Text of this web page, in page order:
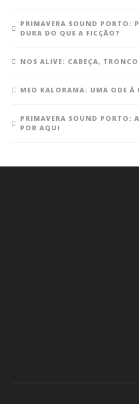
PRIMAVERA SOUND PORTO:
DURA DO QUE A FICÇÃO?
NOS ALIVE: CABEÇA,
MEO KALORAMA: UMA ODE À
PRIMAVERA SOUND PORTO:
POR AQUI